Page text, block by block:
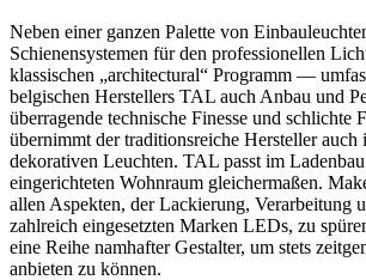
Neben einer ganzen Palette von
Schienensystemen für den professionellen
klassischen „architectural“ Programm —
belgischen Herstellers TAL auch Anbau und
überragende technische Finesse und schlichte
übernimmt der traditionsreiche Hersteller auch
dekorativen Leuchten. TAL passt im
eingerichteten Wohnraum gleichermaßen.
allen Aspekten, der Lackierung, Verarbeitung
zahlreich eingesetzten Marken LEDs, zu
eine Reihe namhafter Gestalter, um stets
anbieten zu können.